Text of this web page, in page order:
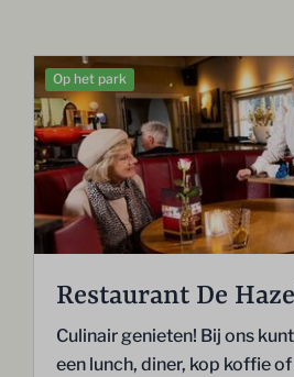
Op het park
Restaurant De
Culinair genieten! Bij ons
een lunch, diner, kop koffie